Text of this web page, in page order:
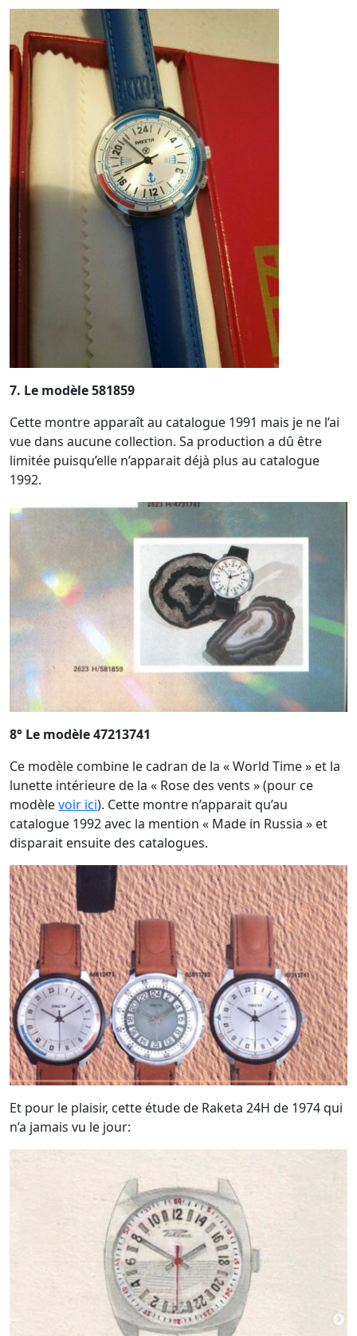
7. Le modèle 581859
Cette montre apparaît au catalogue 1991 mais je ne l’ai
vue dans aucune collection. Sa production a dû être
limitée puisqu’elle n’apparait déjà plus au catalogue
1992.
8° Le modèle 47213741
Ce modèle combine le cadran de la « World Time » et la
lunette intérieure de la « Rose des vents » (pour ce
modèlevoir ici). Cette montre n’apparait qu’au
catalogue 1992 avec la mention « Made in Russia » et
disparait ensuite des catalogues.
Et pour le plaisir, cette étude de Raketa 24H de 1974 qui
n’a jamais vu le jour: